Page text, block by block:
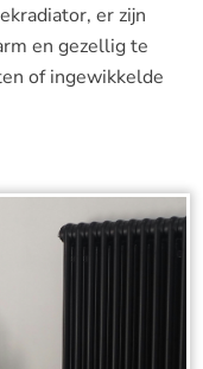
er zijn
en gezellig te
of ingewikkelde